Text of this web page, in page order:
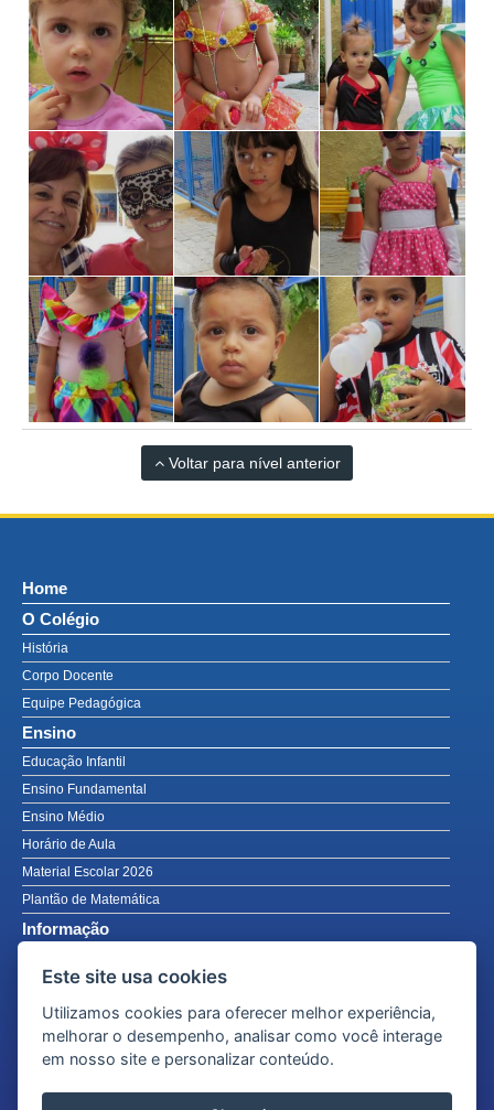
Voltar para nível anterior
Home
O Colégio
História
Corpo Docente
Equipe Pedagógica
Ensino
Educação Infantil
Ensino Fundamental
Ensino Médio
Horário de Aula
Material Escolar 2026
Plantão de Matemática
Informação
Avisos
Calendário Acadêmico PDF
Fotos
Este site usa cookies
Utilizamos cookies para oferecer melhor experiência,
melhorar o desempenho, analisar como você interage
em nosso site e personalizar conteúdo.